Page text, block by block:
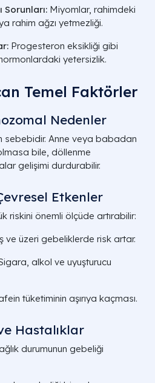
Sorunları: Miyomlar, rahimdeki
rahim ağzı yetmezliği.
Progesteron eksikliği gibi
yetersizlik.
Temel Faktörler
Nedenler
sebebidir. Anne veya babadan
bile, döllenme
gelişimi durdurabilir.
Etkenler
riskini önemli ölçüde artırabilir:
ve üzeri gebeliklerde risk artar.
alkol ve uyuşturucu
tüketiminin aşırıya kaçması.
Hastalıklar
durumunun gebeliği